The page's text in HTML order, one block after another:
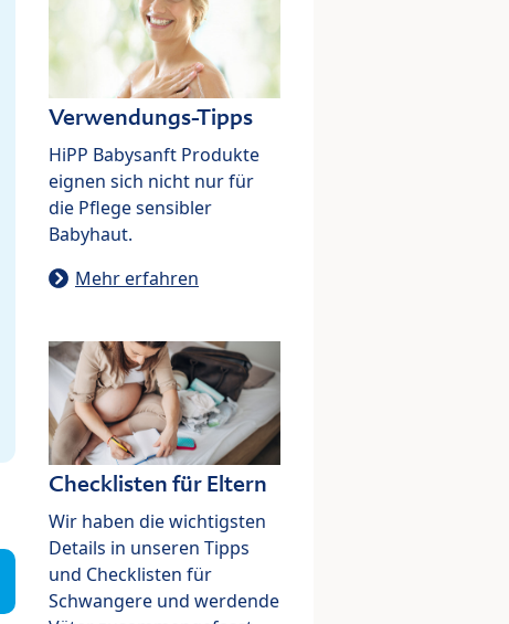
Verwendungs-Tipps
HiPP Babysanft Produkte
eignen sich nicht nur für
die Pflege sensibler
Babyhaut.
Mehr erfahren
Checklisten für Eltern
Wir haben die wichtigsten
Details in unseren Tipps
und Checklisten für
Schwangere und werdende